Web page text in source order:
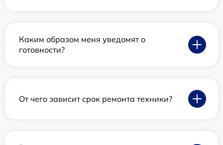
Каким образом меня уведомят о
готовности?
От чего зависит срок ремонта техники?